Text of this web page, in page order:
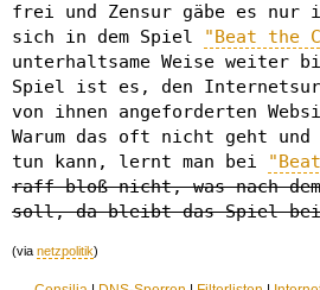
frei und Zensur gäbe es nur
sich in dem Spiel
"Beat the
unterhaltsame Weise weiter
Spiel ist es, den
von ihnen angeforderten
Warum das oft nicht geht und
tun kann, lernt man bei
raff bloß nicht, was nach
soll, da bleibt das Spiel bei
(via netzpolitik)